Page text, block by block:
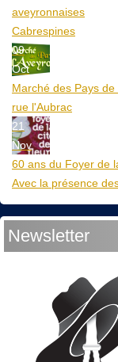
aveyronnaises
Cabrespines
09
Oct
Marché des Pays de
rue l'Aubrac
21
Nov
60 ans du Foyer de
Avec la présence
Newsletter